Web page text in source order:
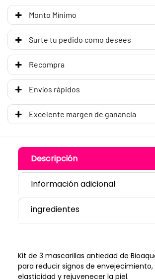
Monto Mínimo
Surte tu pedido como desees
Recompra
Envíos rápidos
Excelente margen de ganancia
Descripción
Información adicional
ingredientes
Kit de 3 mascarillas antiedad de
para reducir signos de
elasticidad y rejuvenecer la piel.